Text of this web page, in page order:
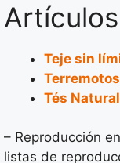
Teje sin
Tés
– Reproducción
listas de